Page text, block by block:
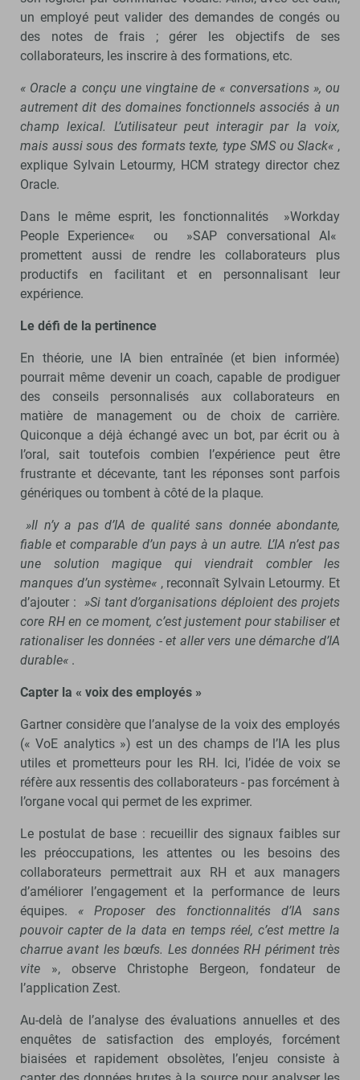
un employé peut valider des demandes de congés ou
des notes de frais ; gérer les objectifs de ses
collaborateurs, les inscrire à des formations, etc.
« Oracle a conçu une vingtaine de « conversations », ou
autrement dit des domaines fonctionnels associés à un
champ lexical. L’utilisateur peut interagir par la voix,
mais aussi sous des formats texte, type SMS ou Slack« ,
explique Sylvain Letourmy, HCM strategy director chez
Oracle.
Dans le même esprit, les fonctionnalités »Workday
People Experience« ou »SAP conversational AI«
promettent aussi de rendre les collaborateurs plus
productifs en facilitant et en personnalisant leur
expérience.
Le défi de la pertinence
En théorie, une IA bien entraînée (et bien informée)
pourrait même devenir un coach, capable de prodiguer
des conseils personnalisés aux collaborateurs en
matière de management ou de choix de carrière.
Quiconque a déjà échangé avec un bot, par écrit ou à
l’oral, sait toutefois combien l’expérience peut être
frustrante et décevante, tant les réponses sont parfois
génériques ou tombent à côté de la plaque.
»Il n’y a pas d’IA de qualité sans donnée abondante,
fiable et comparable d’un pays à un autre. L’IA n’est pas
une solution magique qui viendrait combler les
manques d’un système« , reconnaît Sylvain Letourmy. Et
d’ajouter : »Si tant d’organisations déploient des projets
core RH en ce moment, c’est justement pour stabiliser et
rationaliser les données - et aller vers une démarche d’IA
durable« .
Capter la « voix des employés »
Gartner considère que l’analyse de la voix des employés
(« VoE analytics ») est un des champs de l’IA les plus
utiles et prometteurs pour les RH. Ici, l’idée de voix se
réfère aux ressentis des collaborateurs - pas forcément à
l’organe vocal qui permet de les exprimer.
Le postulat de base : recueillir des signaux faibles sur
les préoccupations, les attentes ou les besoins des
collaborateurs permettrait aux RH et aux managers
d’améliorer l’engagement et la performance de leurs
équipes. « Proposer des fonctionnalités d’IA sans
pouvoir capter de la data en temps réel, c’est mettre la
charrue avant les bœufs. Les données RH périment très
vite », observe Christophe Bergeon, fondateur de
l’application Zest.
Au-delà de l’analyse des évaluations annuelles et des
enquêtes de satisfaction des employés, forcément
biaisées et rapidement obsolètes, l’enjeu consiste à